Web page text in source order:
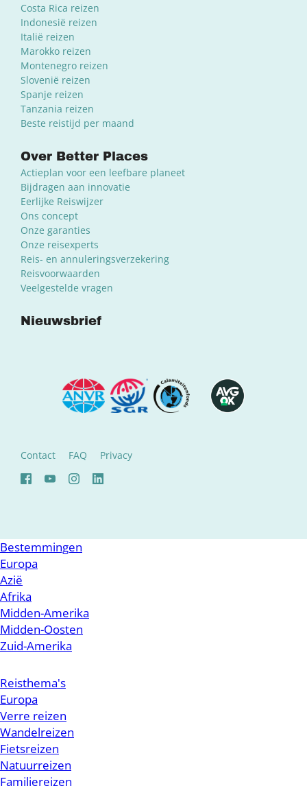
Costa Rica reizen
Indonesië reizen
Italië reizen
Marokko reizen
Montenegro reizen
Slovenië reizen
Spanje reizen
Tanzania reizen
Beste reistijd per maand
Over Better Places
Actieplan voor een leefbare planeet
Bijdragen aan innovatie
Eerlijke Reiswijzer
Ons concept
Onze garanties
Onze reisexperts
Reis- en annuleringsverzekering
Reisvoorwaarden
Veelgestelde vragen
Nieuwsbrief
Contact FAQ Privacy
Bestemmingen
Europa
Azië
Afrika
Midden-Amerika
Midden-Oosten
Zuid-Amerika
Reisthema's
Europa
Verre reizen
Wandelreizen
Fietsreizen
Natuurreizen
Familiereizen